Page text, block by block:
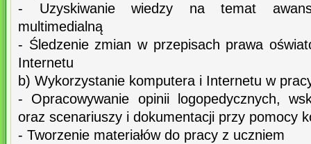
- Uzyskiwanie wiedzy na temat
multimedialną
- Śledzenie zmian w przepisach prawa
Internetu
b) Wykorzystanie komputera i Internetu w
- Opracowywanie opinii logopedycznych,
oraz scenariuszy i dokumentacji przy pomocy
- Tworzenie materiałów do pracy z uczniem